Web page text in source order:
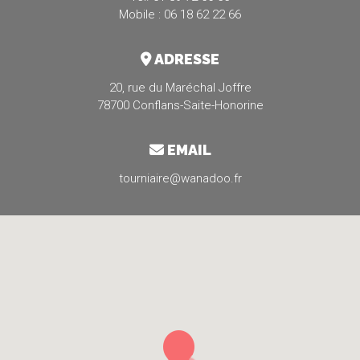
Mobile : 06 18 62 22 66
ADRESSE
20, rue du Maréchal Joffre
78700 Conflans-Saite-Honorine
EMAIL
tourniaire@wanadoo.fr